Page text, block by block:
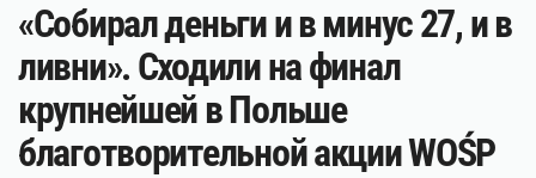
«Собирал деньги и в минус 27, и в
ливни». Сходили на финал
крупнейшей в Польше
благотворительной акции WOŚP